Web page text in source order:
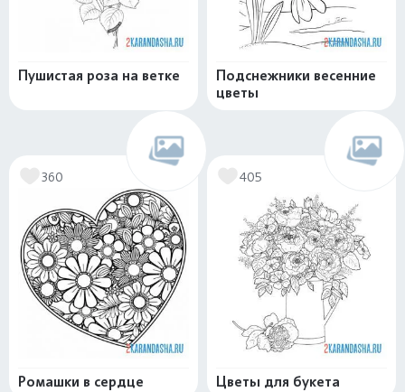
Пушистая роза на ветке
Подснежники весенние
цветы
360
Ромашки в сердце
405
Цветы для букета